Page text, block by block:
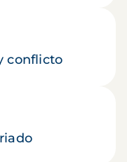
conflicto